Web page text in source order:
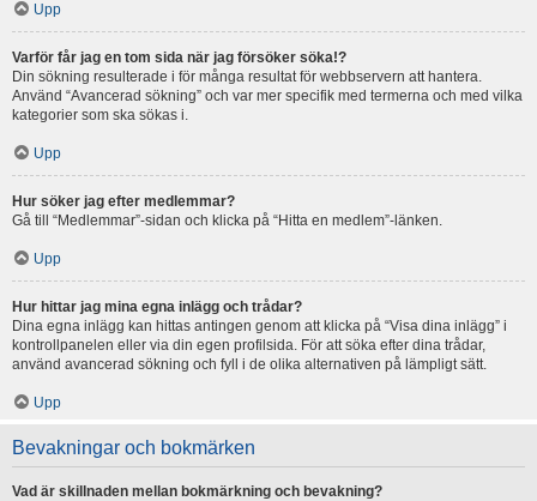
Upp
Varför får jag en tom sida när jag försöker söka!?
Din sökning resulterade i för många resultat för webbservern att hantera.
Använd “Avancerad sökning” och var mer specifik med termerna och med vilka
kategorier som ska sökas i.
Upp
Hur söker jag efter medlemmar?
Gå till “Medlemmar”-sidan och klicka på “Hitta en medlem”-länken.
Upp
Hur hittar jag mina egna inlägg och trådar?
Dina egna inlägg kan hittas antingen genom att klicka på “Visa dina inlägg” i
kontrollpanelen eller via din egen profilsida. För att söka efter dina trådar,
använd avancerad sökning och fyll i de olika alternativen på lämpligt sätt.
Upp
Bevakningar och bokmärken
Vad är skillnaden mellan bokmärkning och bevakning?